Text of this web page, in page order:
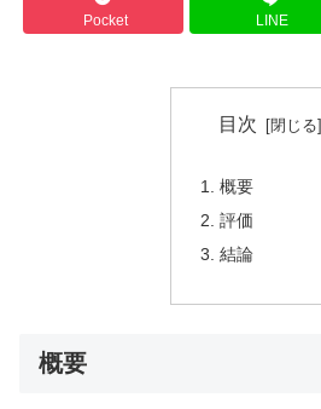
Pocket LINE
目次
概要
評価
結論
概要